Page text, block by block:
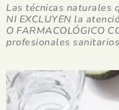
Las técnicas naturales
NI EXCLUYEN la
O FARMACOLÓGICO
profesionales